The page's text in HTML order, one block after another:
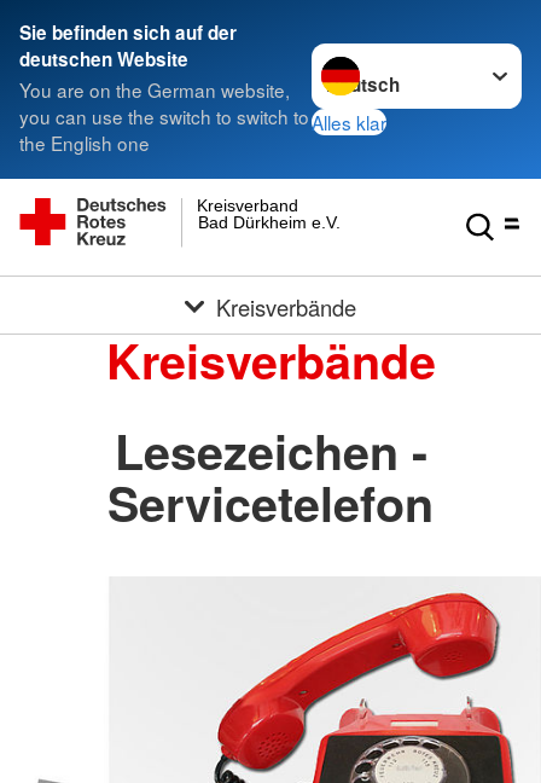
Sie befinden sich auf der
deutschen Website
You are on the German website,
you can use the switch to switch to
the English one
Sprache wechseln zu
Alles klar
Bad Dürkheim e.V.
Kreisverband
Kreisverbände
Kreisverbände
Lesezeichen -
Servicetelefon